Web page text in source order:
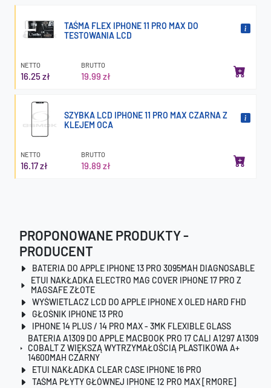
TAŚMA FLEX IPHONE 11 PRO MAX DO
TESTOWANIA LCD
NETTO
16.25 zł
BRUTTO
19.99 zł
SZYBKA LCD IPHONE 11 PRO MAX CZARNA Z
KLEJEM OCA
NETTO
16.17 zł
BRUTTO
19.89 zł
PROPONOWANE PRODUKTY -
PRODUCENT
BATERIA DO APPLE IPHONE 13 PRO 3095MAH DIAGNOSABLE
ETUI NAKŁADKA ELECTRO MAG COVER IPHONE 17 PRO Z
MAGSAFE ZŁOTE
WYŚWIETLACZ LCD DO APPLE IPHONE X OLED HARD FHD
GŁOŚNIK IPHONE 13 PRO
IPHONE 14 PLUS / 14 PRO MAX - 3MK FLEXIBLE GLASS
BATERIA A1309 DO APPLE MACBOOK PRO 17 CALI A1297 A1309
COBALT Z WIĘKSZĄ WYTRZYMAŁOŚCIĄ PLASTIKOWA A+
14600MAH CZARNY
ETUI NAKŁADKA CLEAR CASE IPHONE 16 PRO
TAŚMA PŁYTY GŁÓWNEJ IPHONE 12 PRO MAX [RMORE]